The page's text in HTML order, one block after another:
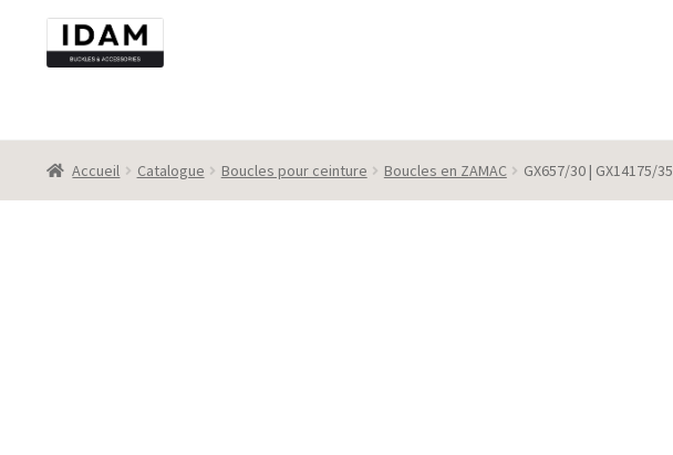
Aller
à
Aller
au
Accueil Catalogue Boucles pour ceinture Boucles en ZAMAC GX657/30 | GX14175/35